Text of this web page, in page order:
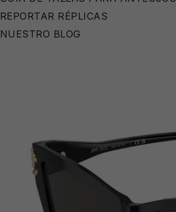
REPORTAR RÉPLICAS
NUESTRO BLOG